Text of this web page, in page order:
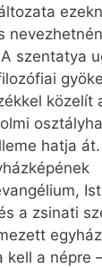
szentatya
közelít
hatja át.
a zsinati
kell a népre